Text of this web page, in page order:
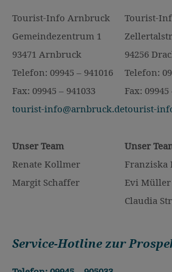
Tourist-Info Arnbruck
Gemeindezentrum 1
93471 Arnbruck
Telefon: 09945 – 941016
Fax: 09945 – 941033
tourist-info@arnbruck.de
Unser Team
Renate Kollmer
Margit Schaffer
Tourist-
94256
Telefon:
Fax: 09945
tourist-
Unser
Franziska
Evi Müller
Claudia
Service-Hotline zur